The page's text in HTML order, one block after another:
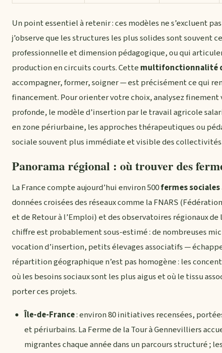
Un point essentiel à retenir : ces modèles ne s’excluent
j’observe que les structures les plus solides sont souvent
professionnelle et dimension pédagogique, ou qui
production en circuits courts. Cette multifonctionnalité
accompagner, former, soigner — est précisément ce qui
financement. Pour orienter votre choix, analysez
profonde, le modèle d’insertion par le travail agricole
en zone périurbaine, les approches thérapeutiques ou
sociale souvent plus immédiate et visible des
Panorama régional : où trouver des
La France compte aujourd’hui environ 500fermes sociales
données croisées des réseaux comme la FNARS
et de Retour à l’Emploi) et des observatoires régionaux
chiffre est probablement sous-estimé : de nombreuses
vocation d’insertion, petits élevages associatifs —
répartition géographique n’est pas homogène : les
où les besoins sociaux sont les plus aigus et où le tissu
porter ces projets.
Île-de-France: environ 80 initiatives recensées,
et périurbains. La Ferme de la Tour à Gennevilliers
migrantes chaque année dans un parcours structuré ;